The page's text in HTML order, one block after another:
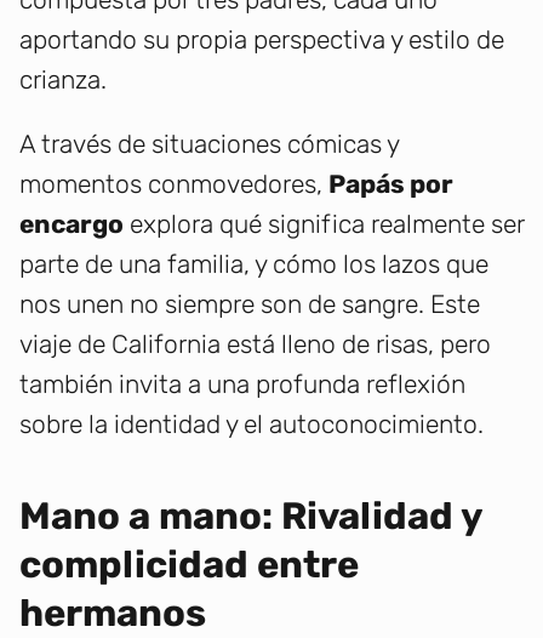
aportando su propia perspectiva y estilo de
crianza.
A través de situaciones cómicas y
momentos conmovedores, Papás por
encargo explora qué significa realmente ser
parte de una familia, y cómo los lazos que
nos unen no siempre son de sangre. Este
viaje de California está lleno de risas, pero
también invita a una profunda reflexión
sobre la identidad y el autoconocimiento.
Mano a mano: Rivalidad y
complicidad entre
hermanos